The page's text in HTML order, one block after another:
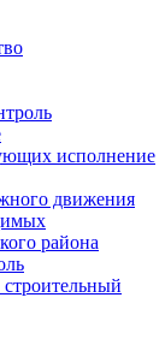
исполнение
движения
района